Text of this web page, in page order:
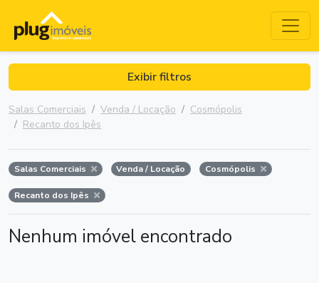
Exibir filtros
Salas Comerciais Venda / Locação
Cosmópolis
Recanto dos Ipês
Salas Comerciais Venda / Locação Cosmópolis
Recanto dos Ipês
Nenhum imóvel encontrado